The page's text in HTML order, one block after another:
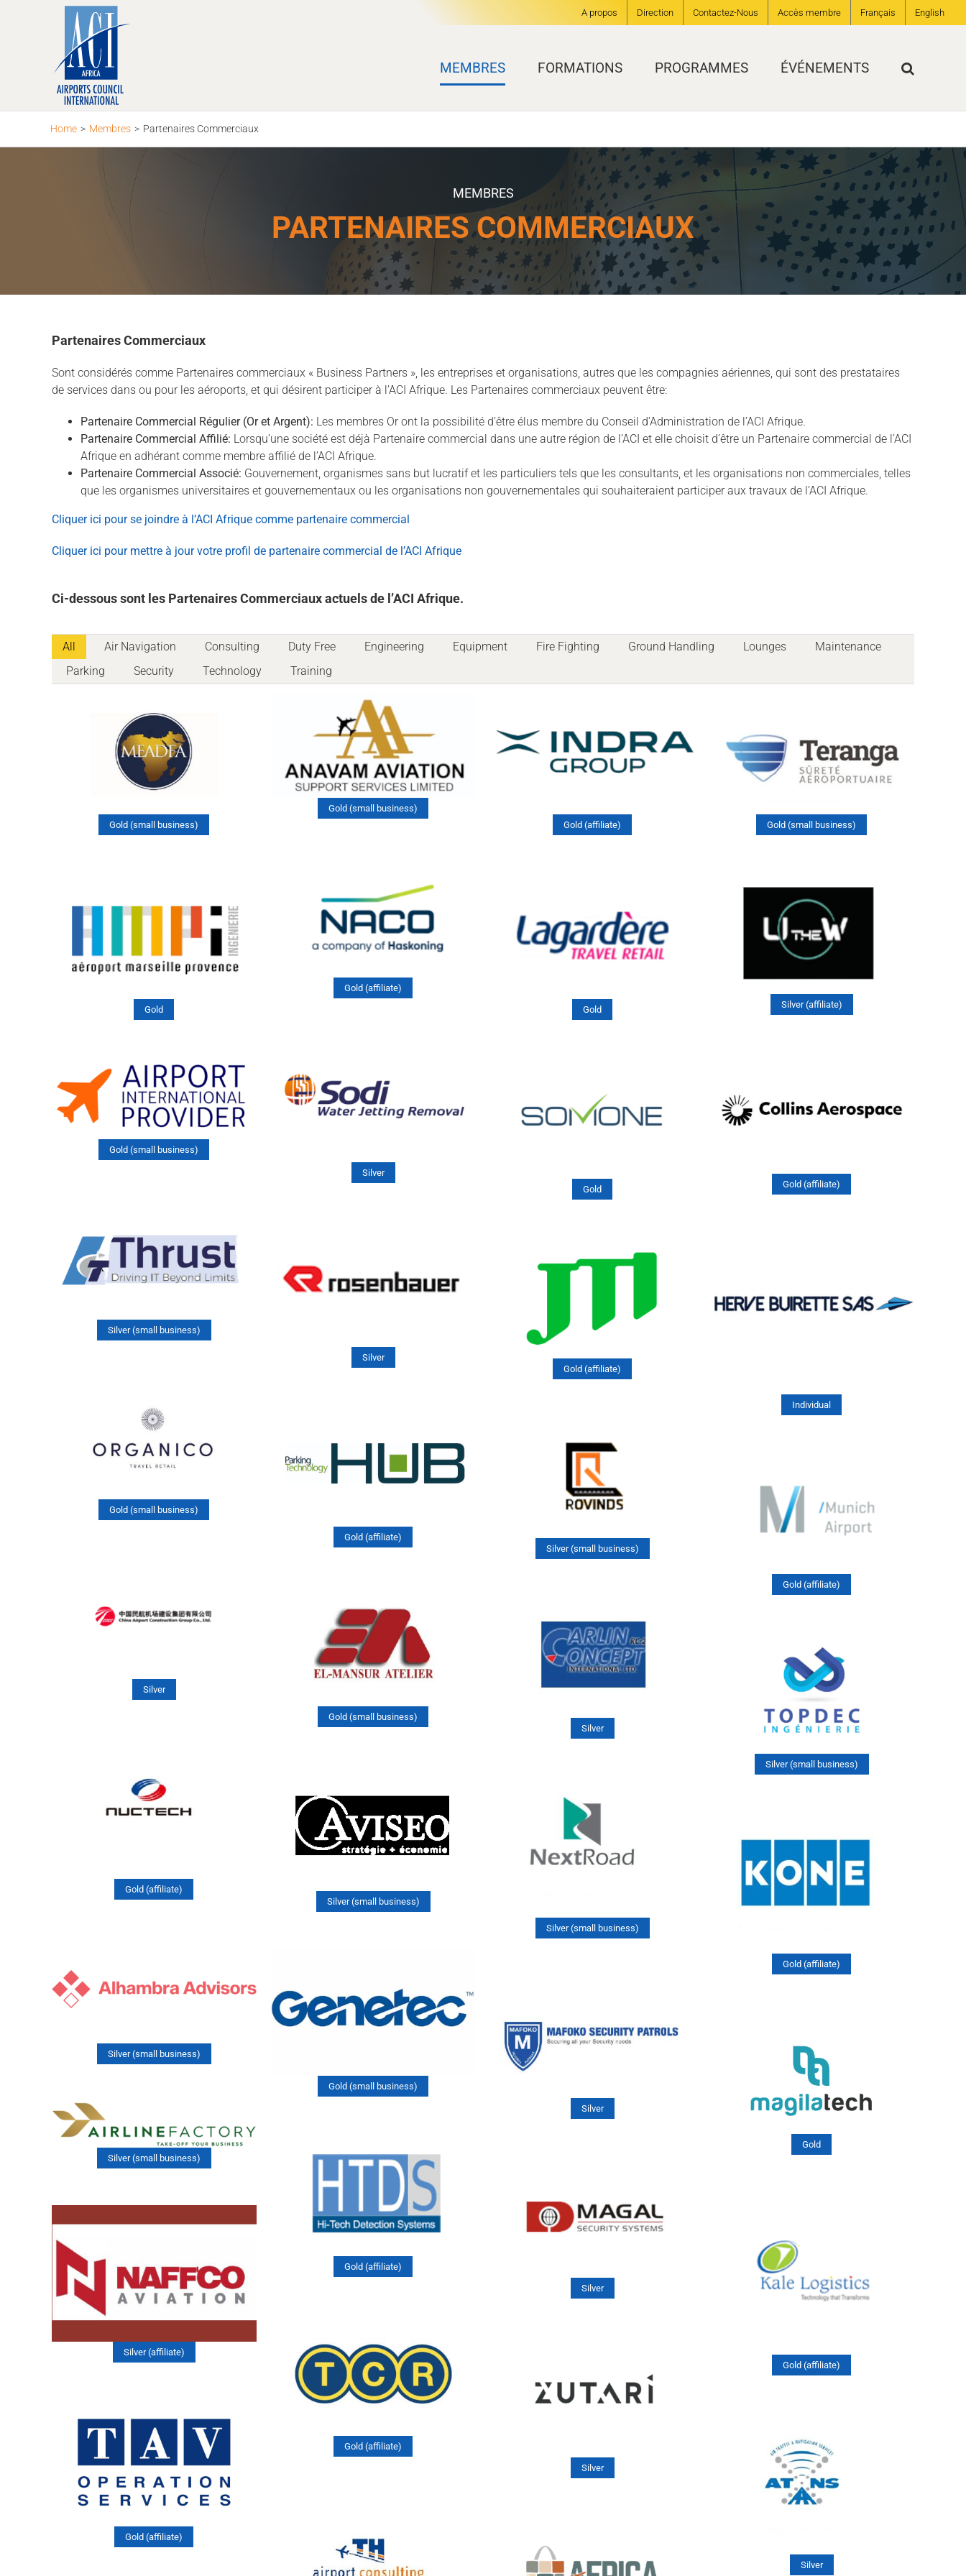
A propos Direction Contactez-Nous Accès membre Français English
MEMBRES FORMATIONS PROGRAMMES ÉVÉNEMENTS
Home > Membres > Partenaires Commerciaux
MEMBRES
PARTENAIRES COMMERCIAUX
Partenaires Commerciaux
Sont considérés comme Partenaires commerciaux « Business Partners », les entreprises et organisations, autres que les compagnies aériennes, qui sont des prestataires
de services dans ou pour les aéroports, et qui désirent participer à l’ACI Afrique. Les Partenaires commerciaux peuvent être:
Partenaire Commercial Régulier (Or et Argent): Les membres Or ont la possibilité d’être élus membre du Conseil d’Administration de l’ACI Afrique.
Partenaire Commercial Affilié: Lorsqu’une société est déjà Partenaire commercial dans une autre région de l’ACI et elle choisit d’être un Partenaire commercial de l’ACI
Afrique en adhérant comme membre affilié de l’ACI Afrique.
Partenaire Commercial Associé: Gouvernement, organismes sans but lucratif et les particuliers tels que les consultants, et les organisations non commerciales, telles
que les organismes universitaires et gouvernementaux ou les organisations non gouvernementales qui souhaiteraient participer aux travaux de l’ACI Afrique.
Cliquer ici pour se joindre à l’ACI Afrique comme partenaire commercial
Cliquer ici pour mettre à jour votre profil de partenaire commercial de l’ACI Afrique
Ci-dessous sont les Partenaires Commerciaux actuels de l’ACI Afrique.
All Air Navigation Consulting Duty Free Engineering Equipment Fire Fighting Ground Handling Lounges
Maintenance
Parking
Security Technology Training
Gold (small business)
Gold (small business)
Gold (affiliate)
Gold (small business)
Gold (affiliate)
Gold Gold Silver (affiliate)
Silver
Gold (affiliate)
Gold (small business)
Gold
Silver (small business)
Silver
Individual
Gold (affiliate)
Gold (small business)
Gold (affiliate)
Silver (small business)
Gold (affiliate)
Silver
Gold (small business)
Silver
Silver (small business)
Gold (affiliate)
Silver (small business)
Silver (small business)
Gold (affiliate)
Silver (small business)
Gold (small business)
Silver
Gold
Silver (small business)
Gold (affiliate)
Silver
Gold (affiliate)
Silver (affiliate)
Gold (affiliate)
Silver
Gold (affiliate)
Silver